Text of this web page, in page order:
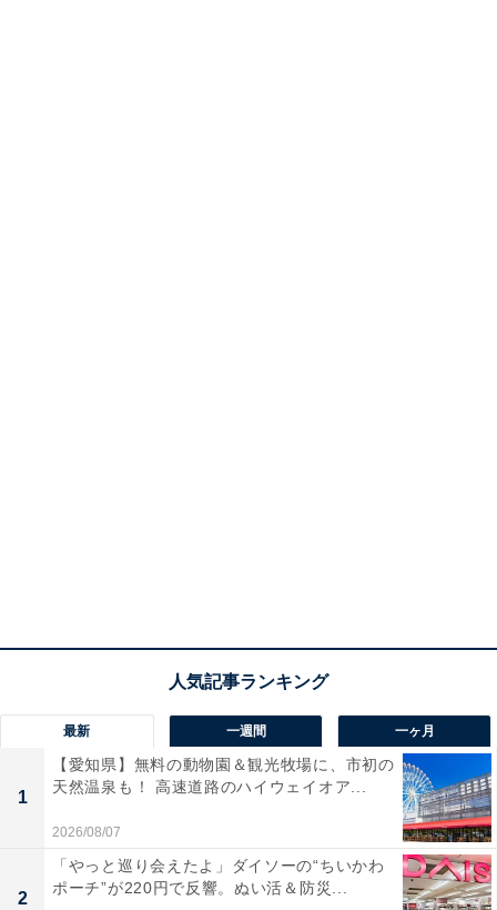
最新 一週間 一ヶ月
1
【愛知県】無料の動物園＆観光牧場に、市初の
天然温泉も！ 高速道路のハイウェイオア...
2026/08/07
2
「やっと巡り会えたよ」ダイソーの“ちいかわ
ポーチ”が220円で反響。ぬい活＆防災...